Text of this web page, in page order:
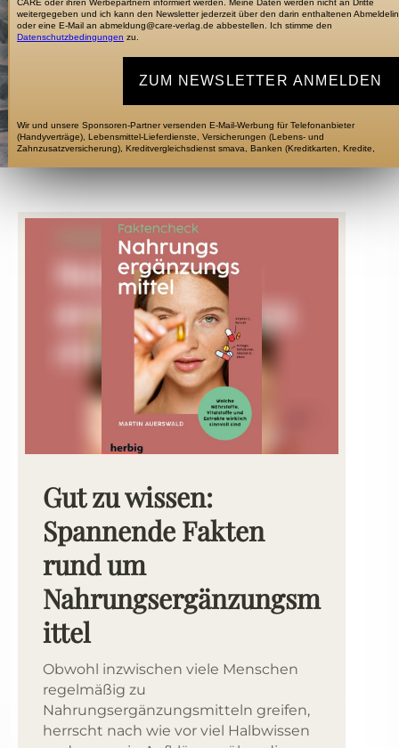
Gut zu wissen:
Spannende Fakten
rund um
Nahrungsergänzungsm
ittel
Obwohl inzwischen viele Menschen
regelmäßig zu
Nahrungsergänzungsmitteln greifen,
herrscht nach wie vor viel Halbwissen